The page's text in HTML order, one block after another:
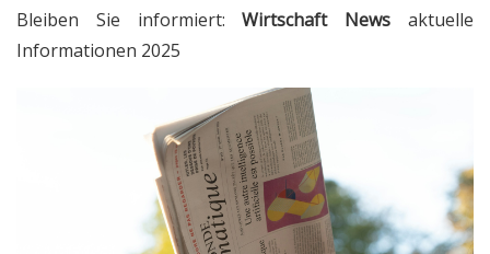
Bleiben Sie informiert:Wirtschaft News aktuelle
Informationen 2025